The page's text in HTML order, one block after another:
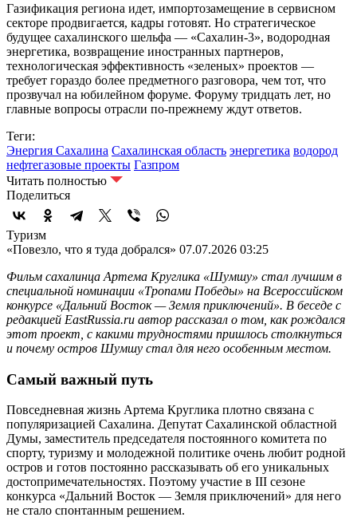
Газификация региона идет, импортозамещение в сервисном
секторе продвигается, кадры готовят. Но стратегическое
будущее сахалинского шельфа — «Сахалин-3», водородная
энергетика, возвращение иностранных партнеров,
технологическая эффективность «зеленых» проектов —
требует гораздо более предметного разговора, чем тот, что
прозвучал на юбилейном форуме. Форуму тридцать лет, но
главные вопросы отрасли по-прежнему ждут ответов.
Теги:
Энергия Сахалина Сахалинская область энергетика водород
нефтегазовые проекты Газпром
Читать полностью
Поделиться
Туризм
«Повезло, что я туда добрался» 07.07.2026 03:25
Фильм сахалинца Артема Круглика «Шумшу» стал лучшим в
специальной номинации «Тропами Победы» на Всероссийском
конкурсе «Дальний Восток — Земля приключений». В беседе с
редакцией EastRussia.ru автор рассказал о том, как рождался
этот проект, с какими трудностями пришлось столкнуться
и почему остров Шумшу стал для него особенным местом.
Самый важный путь
Повседневная жизнь Артема Круглика плотно связана с
популяризацией Сахалина. Депутат Сахалинской областной
Думы, заместитель председателя постоянного комитета по
спорту, туризму и молодежной политике очень любит родной
остров и готов постоянно рассказывать об его уникальных
достопримечательностях. Поэтому участие в III сезоне
конкурса «Дальний Восток — Земля приключений» для него
не стало спонтанным решением.